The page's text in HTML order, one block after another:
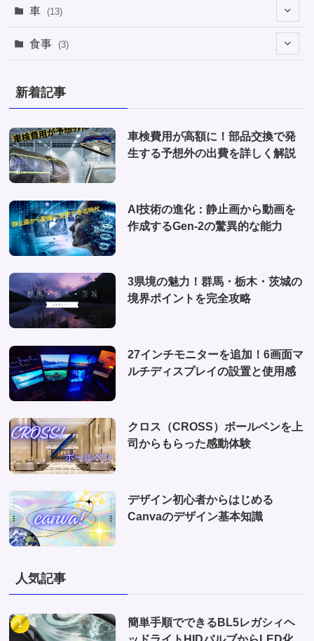
(1)
(6)
車 (13)
(1)
(1)
(2)
(4)
食事 (3)
新着記事
車検費用が高額に！部品交換で発
生する予想外の出費を詳しく解説
AI技術の進化：静止画から動画を
作成するGen-2の驚異的な能力
3県境の魅力！群馬・栃木・茨城の
境界ポイントを完全攻略
27インチモニターを追加！6画面マ
ルチディスプレイの設置と使用感
クロス（CROSS）ボールペンを上
司からもらった感動体験
デザイン初心者からはじめる
Canvaのデザイン基本知識
人気記事
簡単手順でできるBL5レガシィヘ